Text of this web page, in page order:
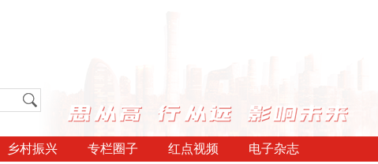
乡村振兴 专栏圈子 红点视频 电子杂志